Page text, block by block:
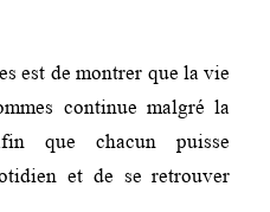
est de montrer que la vie
continue malgré la
que chacun puisse
et de se retrouver